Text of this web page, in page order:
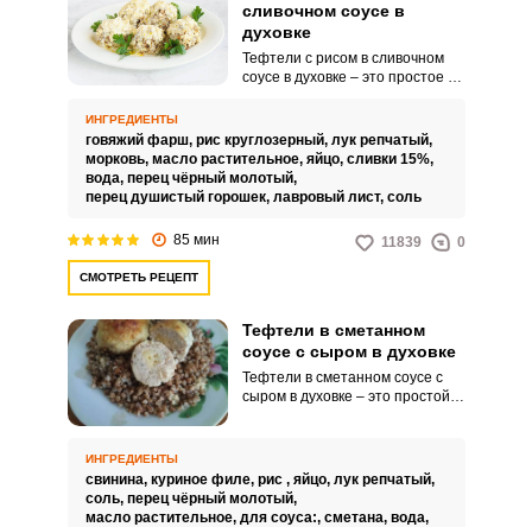
сливочном соусе в
духовке
Тефтели с рисом в сливочном
соусе в духовке – это простое и
макаронами, различными
злаковыми или запечённым
картофелем. Сливочный соус
делает тефтели максимально
ИНГРЕДИЕНТЫ
говяжий фарш, рис круглозерный, лук репчатый,
морковь, масло растительное, яйцо, сливки 15%,
вода, перец чёрный молотый,
перец душистый горошек, лавровый лист, соль
85 мин 11839 0
СМОТРЕТЬ РЕЦЕПТ
Тефтели в сметанном
соусе с сыром в духовке
Тефтели в сметанном соусе с
сыром в духовке – это простой
еще и румяная сырная корочка.
ИНГРЕДИЕНТЫ
свинина, куриное филе, рис , яйцо, лук репчатый,
соль, перец чёрный молотый,
масло растительное, для соуса:, сметана, вода,